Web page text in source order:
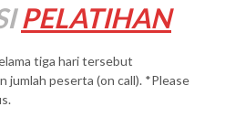
PELATIHAN
tiga hari tersebut
jumlah peserta (on call). *Please